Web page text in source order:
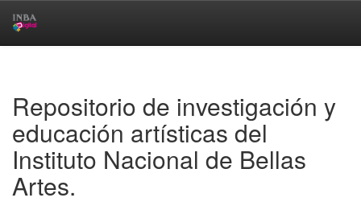
Repositorio de investigación y
educación artísticas del
Instituto Nacional de Bellas
Artes.